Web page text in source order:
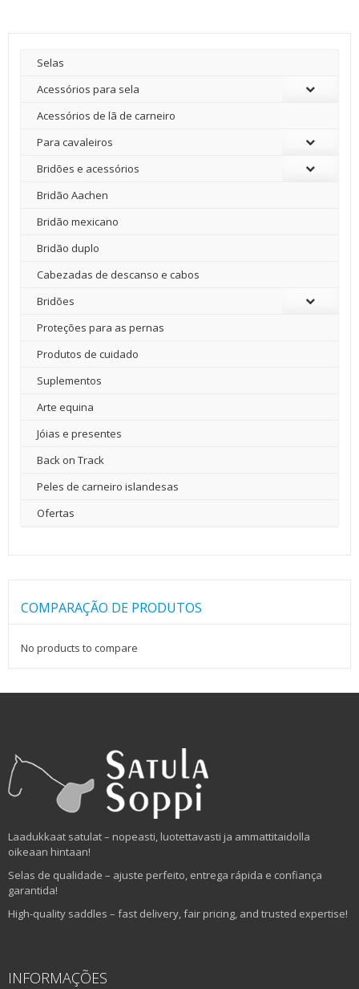
Selas
Acessórios para sela
Acessórios de lã de carneiro
Para cavaleiros
Bridões e acessórios
Bridão Aachen
Bridão mexicano
Bridão duplo
Cabezadas de descanso e cabos
Bridões
Proteções para as pernas
Produtos de cuidado
Suplementos
Arte equina
Jóias e presentes
Back on Track
Peles de carneiro islandesas
Ofertas
COMPARAÇÃO DE PRODUTOS
No products to compare
Laadukkaat satulat – nopeasti, luotettavasti ja ammattitaidolla
oikeaan hintaan!
Selas de qualidade – ajuste perfeito, entrega rápida e confiança
garantida!
High-quality saddles – fast delivery, fair pricing, and trusted expertise!
INFORMAÇÕES